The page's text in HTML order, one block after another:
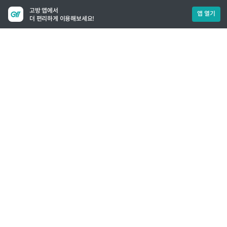
고방 앱에서
더 편리하게 이용해보세요!
앱 열기